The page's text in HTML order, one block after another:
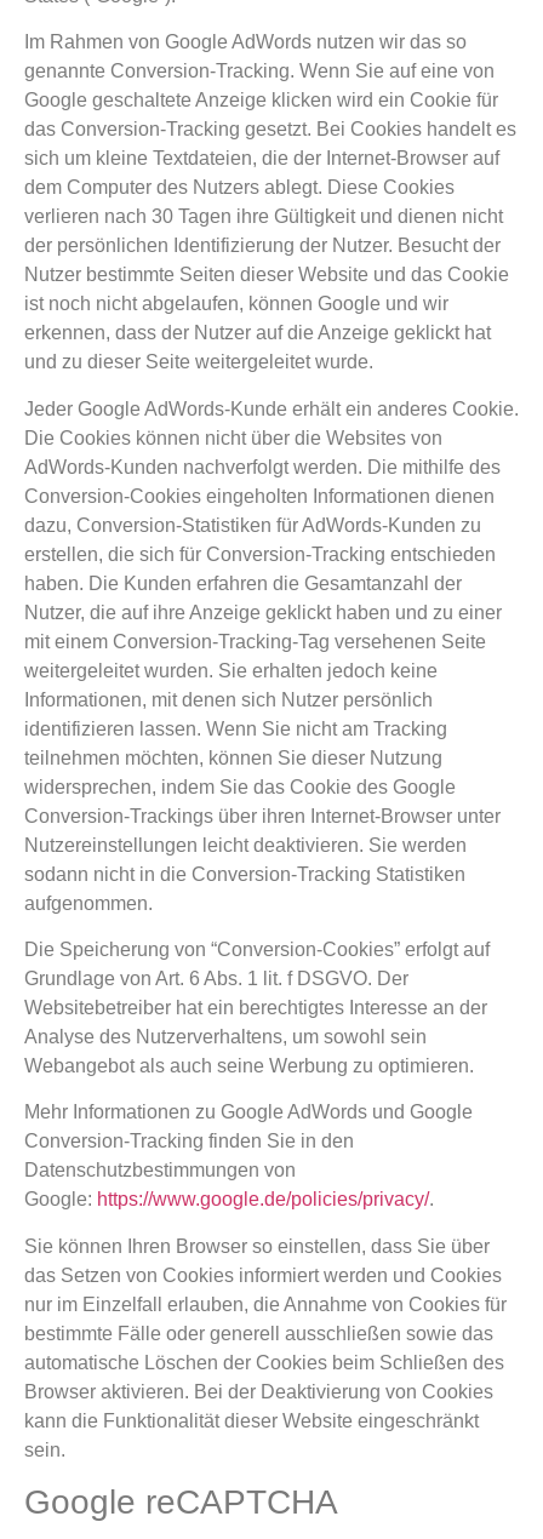
Im Rahmen von Google AdWords nutzen wir das so
genannte Conversion-Tracking. Wenn Sie auf eine von
Google geschaltete Anzeige klicken wird ein Cookie für
das Conversion-Tracking gesetzt. Bei Cookies handelt es
sich um kleine Textdateien, die der Internet-Browser auf
dem Computer des Nutzers ablegt. Diese Cookies
verlieren nach 30 Tagen ihre Gültigkeit und dienen nicht
der persönlichen Identifizierung der Nutzer. Besucht der
Nutzer bestimmte Seiten dieser Website und das Cookie
ist noch nicht abgelaufen, können Google und wir
erkennen, dass der Nutzer auf die Anzeige geklickt hat
und zu dieser Seite weitergeleitet wurde.
Jeder Google AdWords-Kunde erhält ein anderes Cookie.
Die Cookies können nicht über die Websites von
AdWords-Kunden nachverfolgt werden. Die mithilfe des
Conversion-Cookies eingeholten Informationen dienen
dazu, Conversion-Statistiken für AdWords-Kunden zu
erstellen, die sich für Conversion-Tracking entschieden
haben. Die Kunden erfahren die Gesamtanzahl der
Nutzer, die auf ihre Anzeige geklickt haben und zu einer
mit einem Conversion-Tracking-Tag versehenen Seite
weitergeleitet wurden. Sie erhalten jedoch keine
Informationen, mit denen sich Nutzer persönlich
identifizieren lassen. Wenn Sie nicht am Tracking
teilnehmen möchten, können Sie dieser Nutzung
widersprechen, indem Sie das Cookie des Google
Conversion-Trackings über ihren Internet-Browser unter
Nutzereinstellungen leicht deaktivieren. Sie werden
sodann nicht in die Conversion-Tracking Statistiken
aufgenommen.
Die Speicherung von “Conversion-Cookies” erfolgt auf
Grundlage von Art. 6 Abs. 1 lit. f DSGVO. Der
Websitebetreiber hat ein berechtigtes Interesse an der
Analyse des Nutzerverhaltens, um sowohl sein
Webangebot als auch seine Werbung zu optimieren.
Mehr Informationen zu Google AdWords und Google
Conversion-Tracking finden Sie in den
Datenschutzbestimmungen von
Google: https://www.google.de/policies/privacy/.
Sie können Ihren Browser so einstellen, dass Sie über
das Setzen von Cookies informiert werden und Cookies
nur im Einzelfall erlauben, die Annahme von Cookies für
bestimmte Fälle oder generell ausschließen sowie das
automatische Löschen der Cookies beim Schließen des
Browser aktivieren. Bei der Deaktivierung von Cookies
kann die Funktionalität dieser Website eingeschränkt
sein.
Google reCAPTCHA